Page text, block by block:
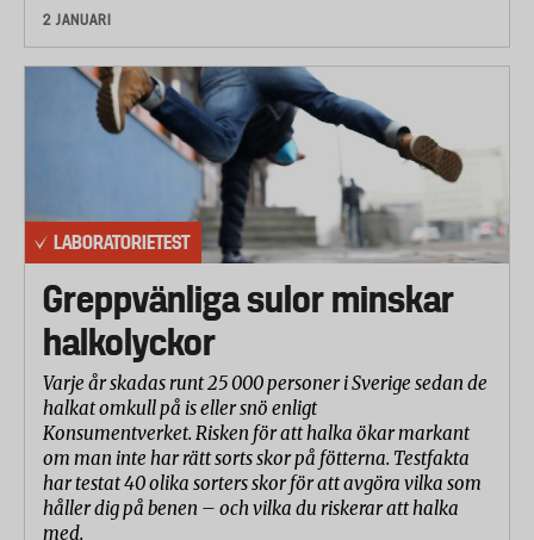
2 JANUARI
LABORATORIETEST
Greppvänliga sulor minskar
halkolyckor
Varje år skadas runt 25 000 personer i Sverige sedan de
halkat omkull på is eller snö enligt
Konsumentverket. Risken för att halka ökar markant
om man inte har rätt sorts skor på fötterna. Testfakta
har testat 40 olika sorters skor för att avgöra vilka som
håller dig på benen – och vilka du riskerar att halka
med.